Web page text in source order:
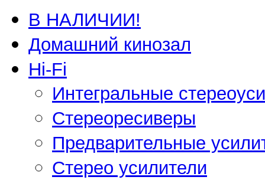
В НАЛИЧИИ!
Домашний кинозал
Hi-Fi
Интегральные
Стереоресиверы
Предварительные
Стерео усилители